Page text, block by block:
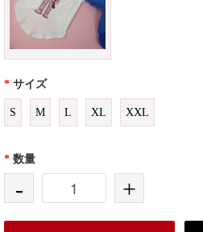
* サイズ
S M L XL XXL
* 数量
- +